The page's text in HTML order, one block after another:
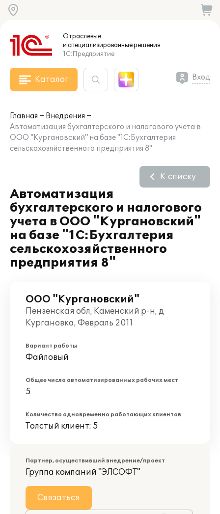
Отраслевые
и специализированныерешения
1С:Предприятие
Каталог Вход
Главная
Внедрения
Автоматизация бухгалтерского и налогового учета в
ООО "Кургановский" на базе "1С:Бухгалтерия
сельскохозяйственного предприятия 8"
Автоматизация
бухгалтерского и налогового
учета в ООО "Кургановский"
на базе "1С:Бухгалтерия
сельскохозяйственного
предприятия 8"
К списку
ООО "Кургановский"
Пензенская обл, Каменский р-н, д
Кургановка, Февраль 2011
Вариант работы
Файловый
Общее число автоматизированных рабочих мест
5
Количество одновременно работающих клиентов
Толстый клиент: 5
Партнер, осуществивший внедрение/проект
Группа компаний "ЭЛСОФТ"
Связаться